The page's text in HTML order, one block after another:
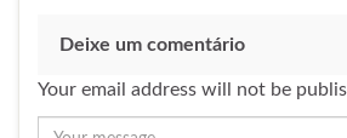
Deixe um comentário
Your email address will not be